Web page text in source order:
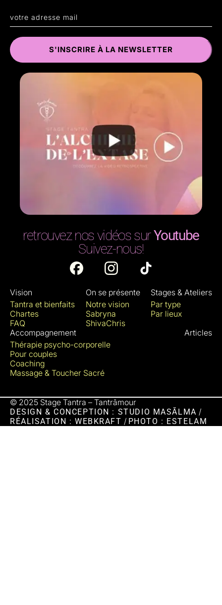
retrouvez nos vidéos surYoutube
Suivez-nous!
Vision
Tantra et bienfaits
Chartes
FAQ
On se présente
Notre vision
Sabryna
ShivaChris
Stages & Ateliers
Par type
Par lieux
Accompagnement
Thérapie psycho-corporelle
Pour couples
Coaching
Massage & Toucher Sacré
Articles
© 2025 Stage Tantra – Tantrâmour
DESIGN & CONCEPTION : STUDIO MASĀLMA /
RÉALISATION : WEBKRAFT / PHOTO : ESTELAM